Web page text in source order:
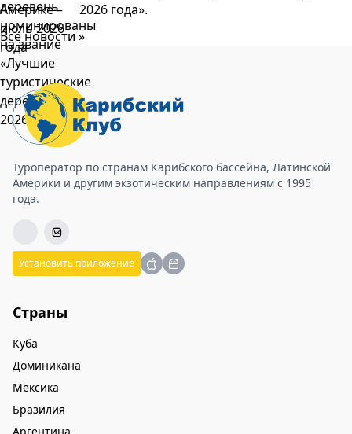
2026 года».
Все новости »
Туроператор по странам Карибского бассейна, Латинской
Америки и другим экзотическим направлениям с 1995
года.
Установить приложение
Страны
Куба
Доминикана
Мексика
Бразилия
Аргентина